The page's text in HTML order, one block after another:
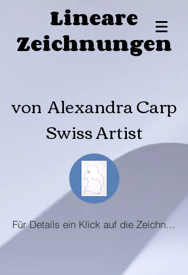
Lineare
Zeichnungen
von Alexandra Carp
Swiss Artist
Für Details ein Klick auf die Zeichnung